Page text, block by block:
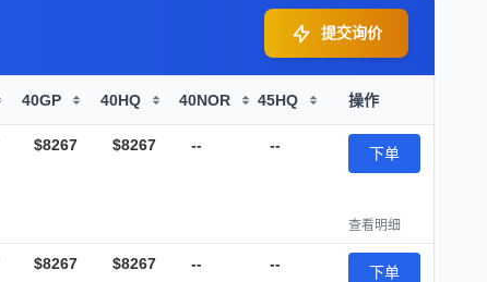
提交询价
40GP 40HQ 40NOR 45HQ 操作
$8267 $8267 -- -- 下单
查看明细
$8267 $8267 -- -- 下单